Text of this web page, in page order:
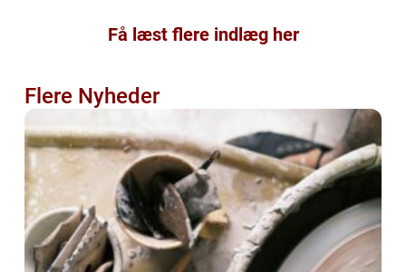
Få læst flere indlæg her
Flere Nyheder